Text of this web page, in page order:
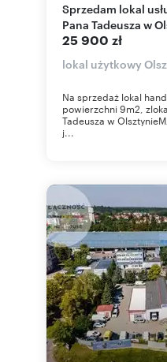
Sprzedam lokal usługowy 9 m² przy ul.
Pana Tadeusza w
25 900 zł
lokal użytkowy
Na sprzedaż lokal
powierzchni 9m2,
Tadeusza w
j...